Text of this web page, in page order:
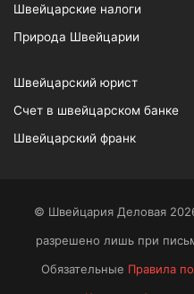
Швейцарские налоги
Природа Швейцарии
Швейцарский юрист
Счет в швейцарском банке
Швейцарский франк
© Швейцария Деловая
разрешено лишь при
Обязательные Правила